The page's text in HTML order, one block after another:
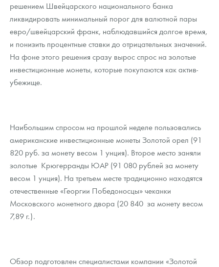
Русская нумизматика
Золотая карманная галерея
Наборы подарочных и коллекционных монет
Монеты и жетоны из недрагоценных металлов
решением Швейцарского национального банка
ликвидировать минимальный порог для валютной пары
евро/швейцарский франк, наблюдавшийся долгое время,
и понизить процентные ставки до отрицательных значений.
На фоне этого решения сразу вырос спрос на золотые
инвестиционные монеты, которые покупаются как актив-
убежище.
Наибольшим спросом на прошлой неделе пользовались
американские инвестиционные монеты Золотой орел (91
820 руб. за монету весом 1 унция). Второе место заняли
золотые Крюгерранды ЮАР (91 080 рублей за монету
весом 1 унция). На третьем месте традиционно находятся
отечественные «Георгии Победоносцы» чеканки
Московского монетного двора (20 840 за монету весом
7,89 г.).
Обзор подготовлен специалистами компании «Золотой